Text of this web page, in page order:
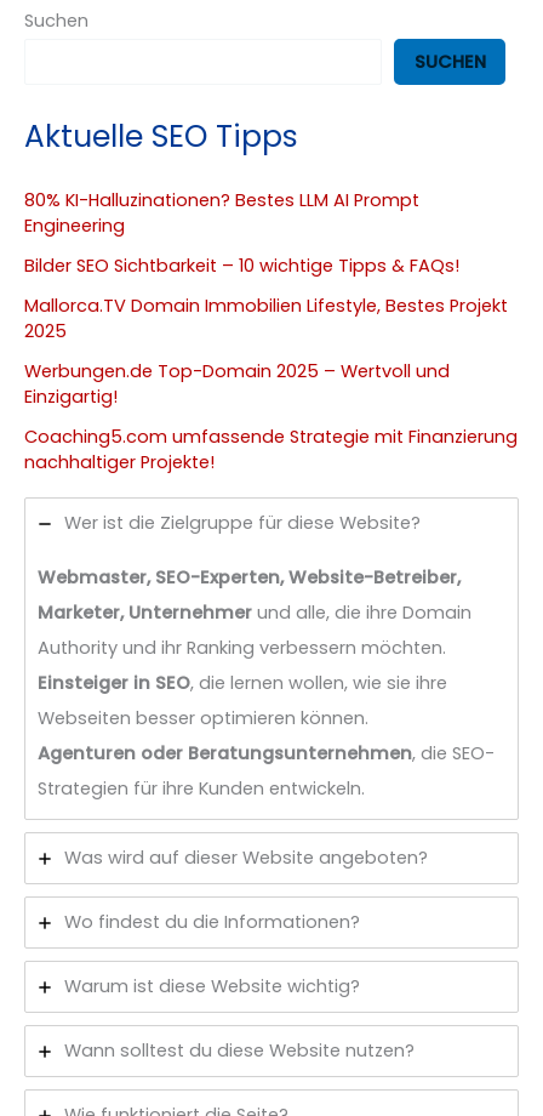
Suchen
SUCHEN
Aktuelle SEO Tipps
80% KI-Halluzinationen? Bestes LLM AI Prompt
Engineering
Bilder SEO Sichtbarkeit – 10 wichtige Tipps & FAQs!
Mallorca.TV Domain Immobilien Lifestyle, Bestes Projekt
2025
Werbungen.de Top-Domain 2025 – Wertvoll und
Einzigartig!
Coaching5.com umfassende Strategie mit Finanzierung
nachhaltiger Projekte!
Wer ist die Zielgruppe für diese Website?
Webmaster, SEO-Experten, Website-Betreiber,
Marketer, Unternehmer und alle, die ihre Domain
Authority und ihr Ranking verbessern möchten.
Einsteiger in SEO, die lernen wollen, wie sie ihre
Webseiten besser optimieren können.
Agenturen oder Beratungsunternehmen, die SEO-
Strategien für ihre Kunden entwickeln.
Was wird auf dieser Website angeboten?
Wo findest du die Informationen?
Warum ist diese Website wichtig?
Wann solltest du diese Website nutzen?